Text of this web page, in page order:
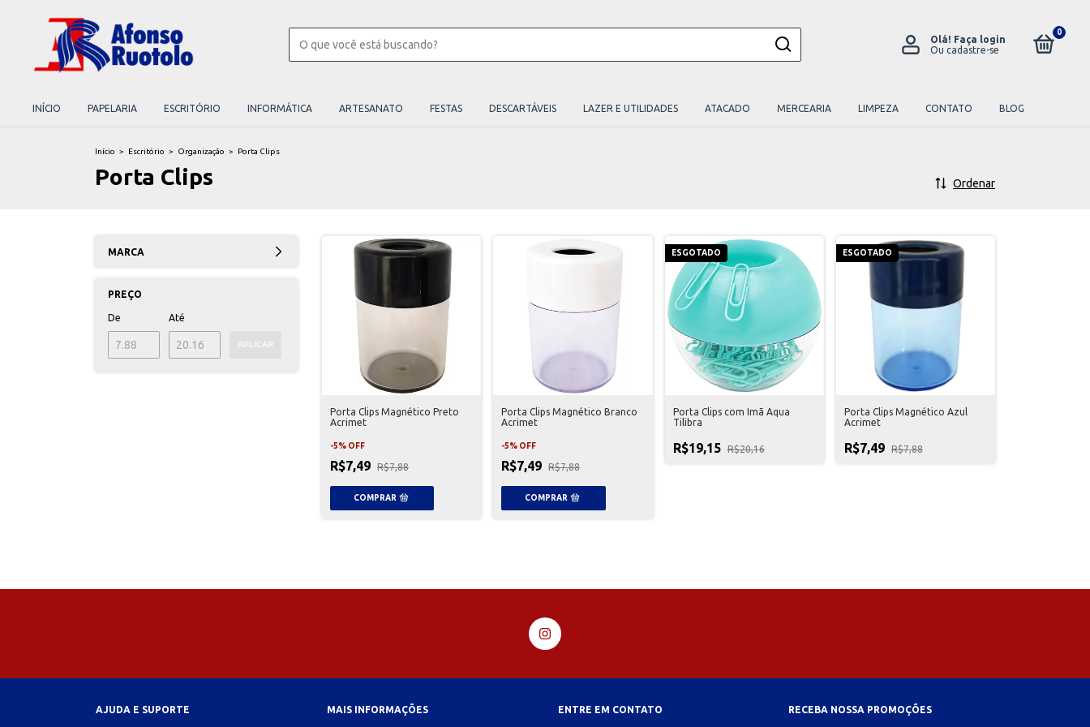
Olá! Faça login
Ou cadastre-se
0
INÍCIO PAPELARIA ESCRITÓRIO INFORMÁTICA ARTESANATO FESTAS DESCARTÁVEIS LAZER E UTILIDADES ATACADO MERCEARIA LIMPEZA CONTATO BLOG
Início > Escritório > Organização > Porta Clips
Porta Clips Ordenar
MARCA
PREÇO
De Até
APLICAR
Porta Clips Magnético Preto
Acrimet
-5% OFF
R$7,49 R$7,88
Porta Clips Magnético Branco
Acrimet
-5% OFF
R$7,49 R$7,88
ESGOTADO
Porta Clips com Imã Aqua
Tilibra
R$19,15 R$20,16
ESGOTADO
Porta Clips Magnético Azul
Acrimet
R$7,49 R$7,88
AJUDA E SUPORTE MAIS INFORMAÇÕES ENTRE EM CONTATO RECEBA NOSSA PROMOÇÕES